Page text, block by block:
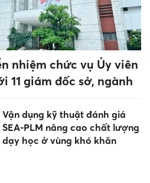
Giáo dục trước thềm năm học
mới: Tái cấu trúc mạng lưới,
đổi mới tư duy quản trị
yêu cầu thực tiễn